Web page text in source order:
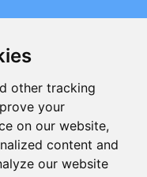
other tracking
your
on our website,
content and
our website
Guangzhou,